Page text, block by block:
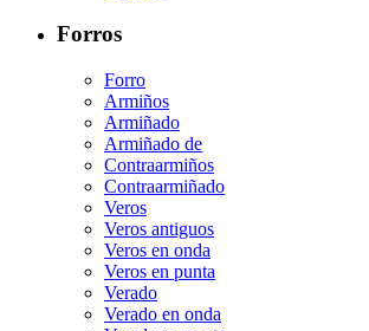
Forros
Forro
Armiños
Armiñado
Armiñado de
Contraarmiños
Contraarmiñado
Veros
Veros antiguos
Veros en onda
Veros en punta
Verado
Verado en onda